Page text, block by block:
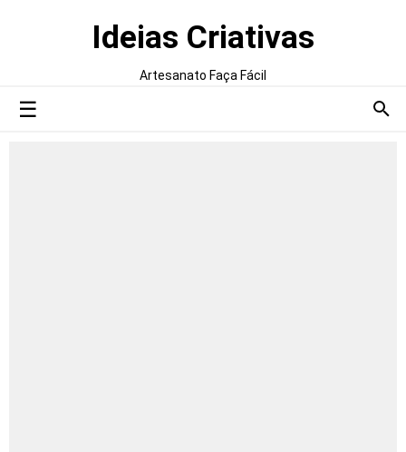
Ideias Criativas
Artesanato Faça Fácil